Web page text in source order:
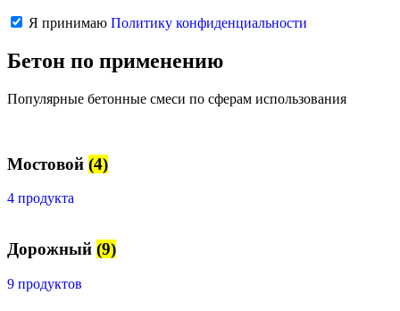
Я принимаю Политику конфиденциальности
Бетон по применению
Популярные бетонные смеси по сферам использования
Мостовой (4)
4 продукта
Дорожный (9)
9 продуктов